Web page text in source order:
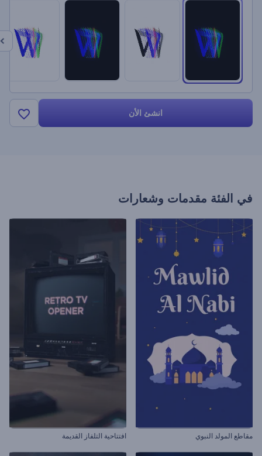
انشئ الأن
في الفئة مقدمات وشعارات
مقاطع المولد النبوي افتتاحية التلفاز القديمة